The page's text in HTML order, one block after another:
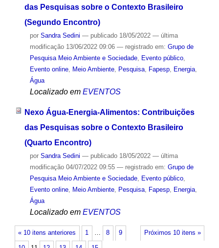
das Pesquisas sobre o Contexto Brasileiro
(Segundo Encontro)
por Sandra Sedini — publicado18/05/2022 — última
modificação13/06/2022 09:06 — registrado em: Grupo de
Pesquisa Meio Ambiente e Sociedade, Evento público,
Evento online, Meio Ambiente, Pesquisa, Fapesp, Energia,
Água
Localizado em EVENTOS
Nexo Água-Energia-Alimentos: Contribuições
das Pesquisas sobre o Contexto Brasileiro
(Quarto Encontro)
por Sandra Sedini — publicado18/05/2022 — última
modificação04/07/2022 09:55 — registrado em: Grupo de
Pesquisa Meio Ambiente e Sociedade, Evento público,
Evento online, Meio Ambiente, Pesquisa, Fapesp, Energia,
Água
Localizado em EVENTOS
« 10 itens anteriores Próximos 10 itens »
1 … 8 9